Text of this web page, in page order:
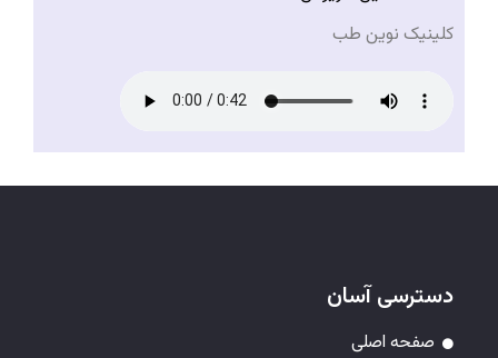
کلینیک نوین طب
دسترسی آسان
صفحه اصلی